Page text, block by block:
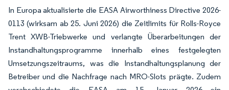
In Europa aktualisierte die EASA Airworthiness Directive 2026-
0113 (wirksam ab 25. Juni 2026) die Zeitlimits für Rolls-Royce
Trent XWB-Triebwerke und verlangte Überarbeitungen der
Instandhaltungsprogramme innerhalb eines festgelegten
Umsetzungszeitraums, was die Instandhaltungsplanung der
Betreiber und die Nachfrage nach MRO-Slots prägte. Zudem